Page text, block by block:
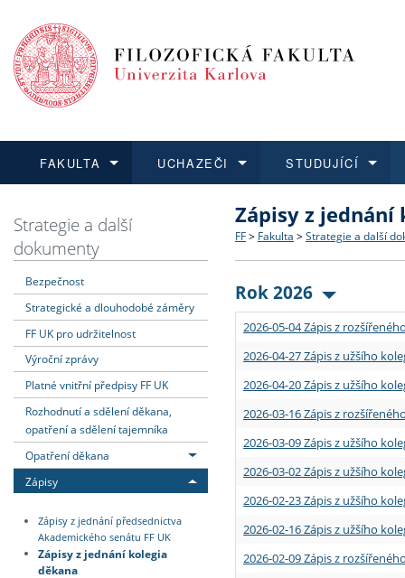
FAKULTA
Dozvědět se více
Struktura a historie
Strategie a další
Podpora a benefity pro
Absolventi fakulty
UCHAZEČI
Podat přihlášku
Co studovat a jak se
Učitelské studijní
Informace k průběhu
STUDUJÍCÍ
Dozvědět se více
Bakalářské a magisterské
Doktorské studium
Rigorózní řízení
Dozvědět se více
O vědě a výzkumu na FF
Akademické kvalifikace
Granty a projekty
Dozvědět se více
Aktuální nabídky a
Vyjíždějící studenti
Přijíždějící studenti
Vyjíždějící zaměstnanci
Strategie a další
dokumenty
Bezpečnost
Strategické a dlouhodobé záměry
FF UK pro udržitelnost
Výroční zprávy
Platné vnitřní předpisy FF UK
Rozhodnutí a sdělení děkana,
opatření a sdělení tajemníka
Opatření děkana
Zápisy
Zápisy z jednání předsednictva
Akademického senátu FF UK
Zápisy z jednání kolegia
děkana
Zápisy z jednání
FF > Fakulta > Strategie a další
Rok 2026
2026-05-04 Zápis z
2026-04-27 Zápis z užšího
2026-04-20 Zápis z užšího
2026-03-16 Zápis z
2026-03-09 Zápis z užšího
2026-03-02 Zápis z užšího
2026-02-23 Zápis z užšího
2026-02-16 Zápis z užšího
2026-02-09 Zápis z